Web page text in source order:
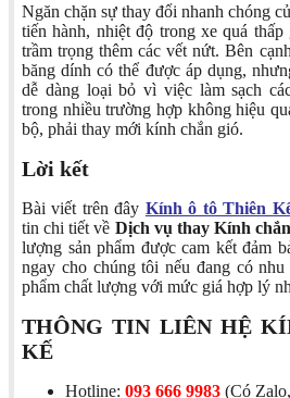
Ngăn chặn sự thay đổi nhanh chóng
tiến hành, nhiệt độ trong xe quá
trầm trọng thêm các vết nứt. Bên
băng dính có thể được áp dụng,
dễ dàng loại bỏ vì việc làm sạch
trong nhiều trường hợp không hiệu
bộ, phải thay mới kính chắn gió.
Lời kết
Bài viết trên đây Kính ô tô Thiên
tin chi tiết về Dịch vụ thay Kính
lượng sản phẩm được cam kết đảm
ngay cho chúng tôi nếu đang có nhu
phẩm chất lượng với mức giá hợp lý
THÔNG TIN LIÊN HỆ
KẾ
Hotline: 093 666 9983 (Có